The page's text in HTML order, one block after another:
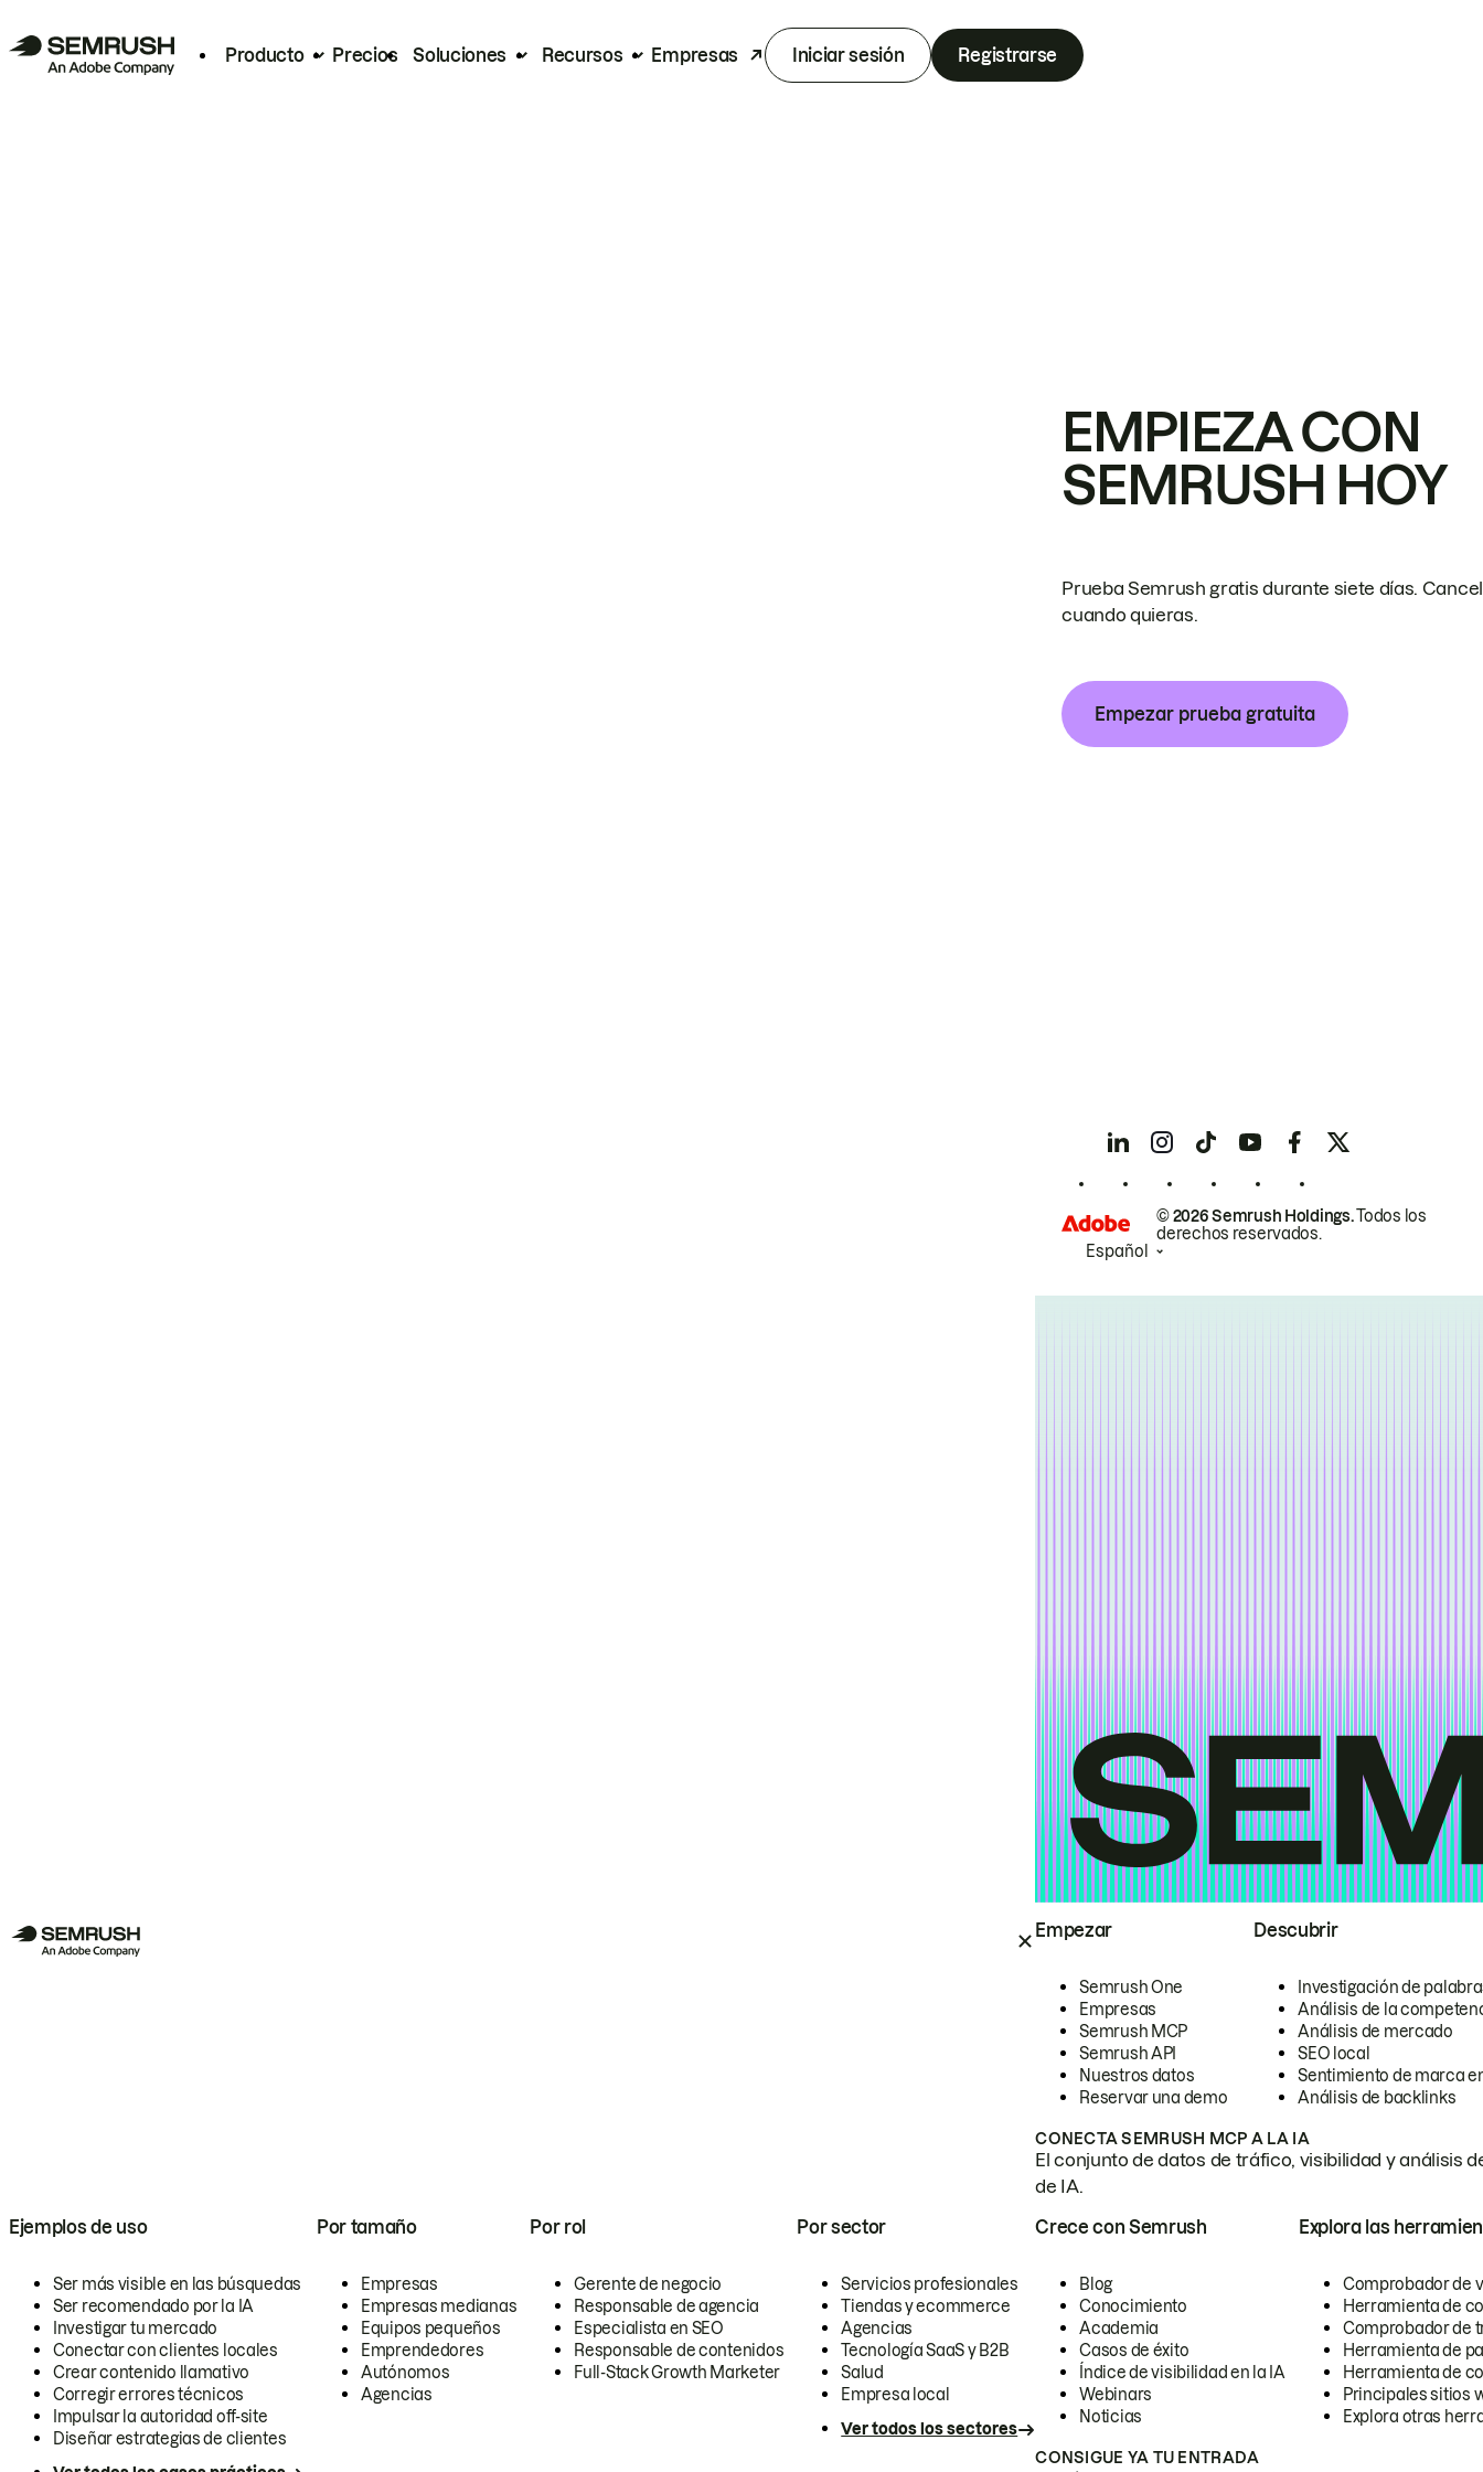
Producto Precios Soluciones Recursos Empresas Iniciar sesión Registrarse
Empezar
Semrush One
Empresas
Semrush MCP
Semrush API
Nuestros datos
Reservar una demo
Descubrir
Investigación de
Análisis de la
Análisis de mercado
SEO local
Sentimiento de marca
Análisis de backlinks
CONECTA SEMRUSH MCP A LA IA
El conjunto de datos de tráfico, visibilidad y análisis
de IA.
Ejemplos de uso
Ser más visible en las búsquedas
Ser recomendado por la IA
Investigar tu mercado
Conectar con clientes locales
Crear contenido llamativo
Corregir errores técnicos
Impulsar la autoridad off-site
Diseñar estrategias de clientes
Por tamaño
Empresas
Empresas medianas
Equipos pequeños
Emprendedores
Autónomos
Agencias
Por rol
Gerente de negocio
Responsable de agencia
Especialista en SEO
Responsable de contenidos
Full-Stack Growth Marketer
Por sector
Servicios profesionales
Tiendas y ecommerce
Agencias
Tecnología SaaS y B2B
Salud
Empresa local
Ver todos los sectores
Crece con Semrush
Blog
Conocimiento
Academia
Casos de éxito
Índice de visibilidad en la IA
Webinars
Noticias
Explora las
Comprobador de
Herramienta de
Comprobador de
Herramienta de
Herramienta de
Principales sitios
Explora otras
CONSIGUE YA TU ENTRADA
EMPIEZA CON
SEMRUSH HOY
Prueba Semrush gratis durante siete días.
cuando quieras.
Empezar prueba gratuita
© 2026 Semrush Holdings.Todos los
derechos reservados.
Español